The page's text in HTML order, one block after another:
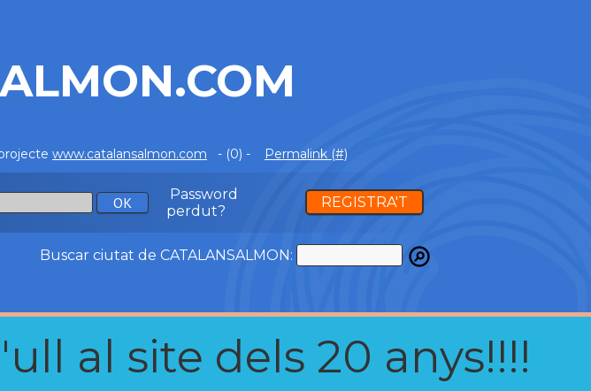
www.catalansalmon.com - (0) - Permalink (#)
Password
perdut?
REGISTRA'T
Buscar ciutat de CATALANSALMON:
al site dels 20 anys!!!!